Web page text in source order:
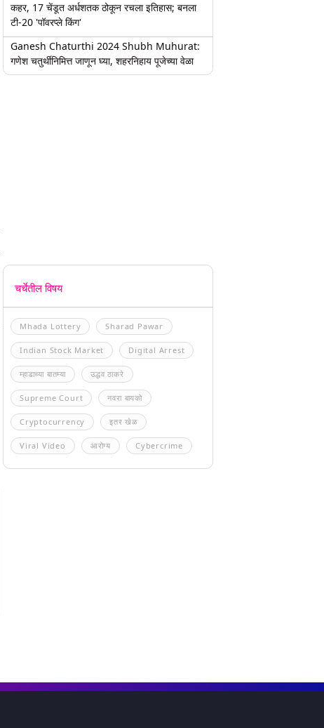
कहर, 17 चेंडूत अर्धशतक ठोकून रचला इतिहास; बनला
टी-20 'पॉवरप्ले किंग'
Ganesh Chaturthi 2024 Shubh Muhurat:
गणेश चतुर्थीनिमित्त जाणून घ्या, शहरनिहाय पूजेच्या वेळा
चर्चेतील विषय
Mhada Lottery Sharad Pawar
Indian Stock Market Digital Arrest
म्हाडाच्या बातम्या उद्धव ठाकरे
Supreme Court नवरा बायको
Cryptocurrency इतर खेळ
Viral Video आरोग्य Cybercrime